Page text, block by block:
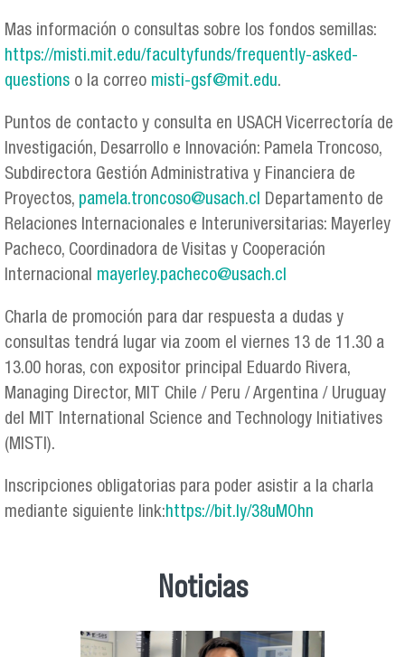
Mas información o consultas sobre los fondos semillas:
https://misti.mit.edu/facultyfunds/frequently-asked-
questions o la correo misti-gsf@mit.edu.
Puntos de contacto y consulta en USACH Vicerrectoría de
Investigación, Desarrollo e Innovación: Pamela Troncoso,
Subdirectora Gestión Administrativa y Financiera de
Proyectos, pamela.troncoso@usach.cl Departamento de
Relaciones Internacionales e Interuniversitarias: Mayerley
Pacheco, Coordinadora de Visitas y Cooperación
Internacional mayerley.pacheco@usach.cl
Charla de promoción para dar respuesta a dudas y
consultas tendrá lugar via zoom el viernes 13 de 11.30 a
13.00 horas, con expositor principal Eduardo Rivera,
Managing Director, MIT Chile / Peru / Argentina / Uruguay
del MIT International Science and Technology Initiatives
(MISTI).
Inscripciones obligatorias para poder asistir a la charla
mediante siguiente link:https://bit.ly/38uMOhn
Noticias